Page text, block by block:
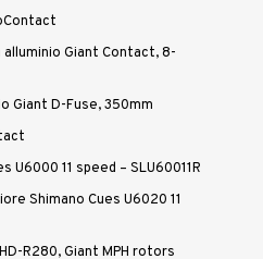
Giant Contact, 8-
Giant D-Fuse, 350mm
U6000 11 speed – SLU60011R
Shimano Cues U6020 11
R280, Giant MPH rotors